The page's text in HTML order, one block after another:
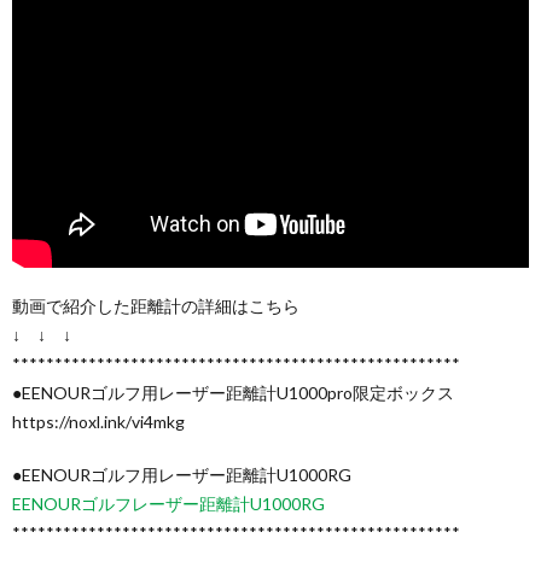
動画で紹介した距離計の詳細はこちら
↓ ↓ ↓
*****************************************************
●EENOURゴルフ用レーザー距離計U1000pro限定ボックス
https://noxl.ink/vi4mkg
●EENOURゴルフ用レーザー距離計U1000RG
EENOURゴルフレーザー距離計U1000RG
*****************************************************